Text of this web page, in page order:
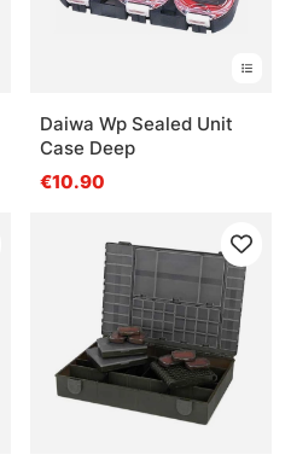
Daiwa Wp Sealed Unit
Case Deep
€10.90